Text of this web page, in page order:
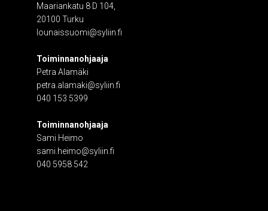
Maariankatu 8 D 104,
20100 Turku
lounaissuomi@syliin.fi
Toiminnanohjaaja
Petra Alamäki
petra.alamaki@syliin.fi
040 153 5399
Toiminnanohjaaja
Sami Heimo
sami.heimo@syliin.fi
040 5958 542